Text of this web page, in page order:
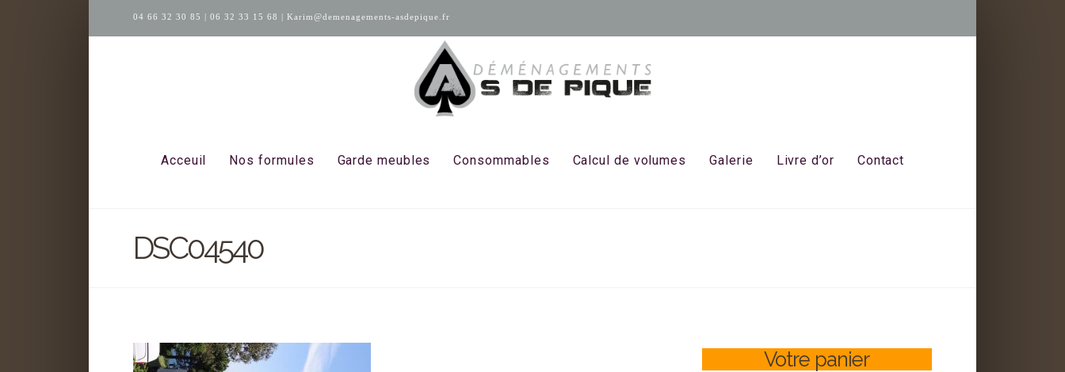
04 66 32 30 85 | 06 32 33 15 68 | Karim@demenagements-asdepique.fr
Acceuil Nos formules Garde meubles Consommables Calcul de volumes Galerie Livre d’or Contact
DSC04540
Votre panier